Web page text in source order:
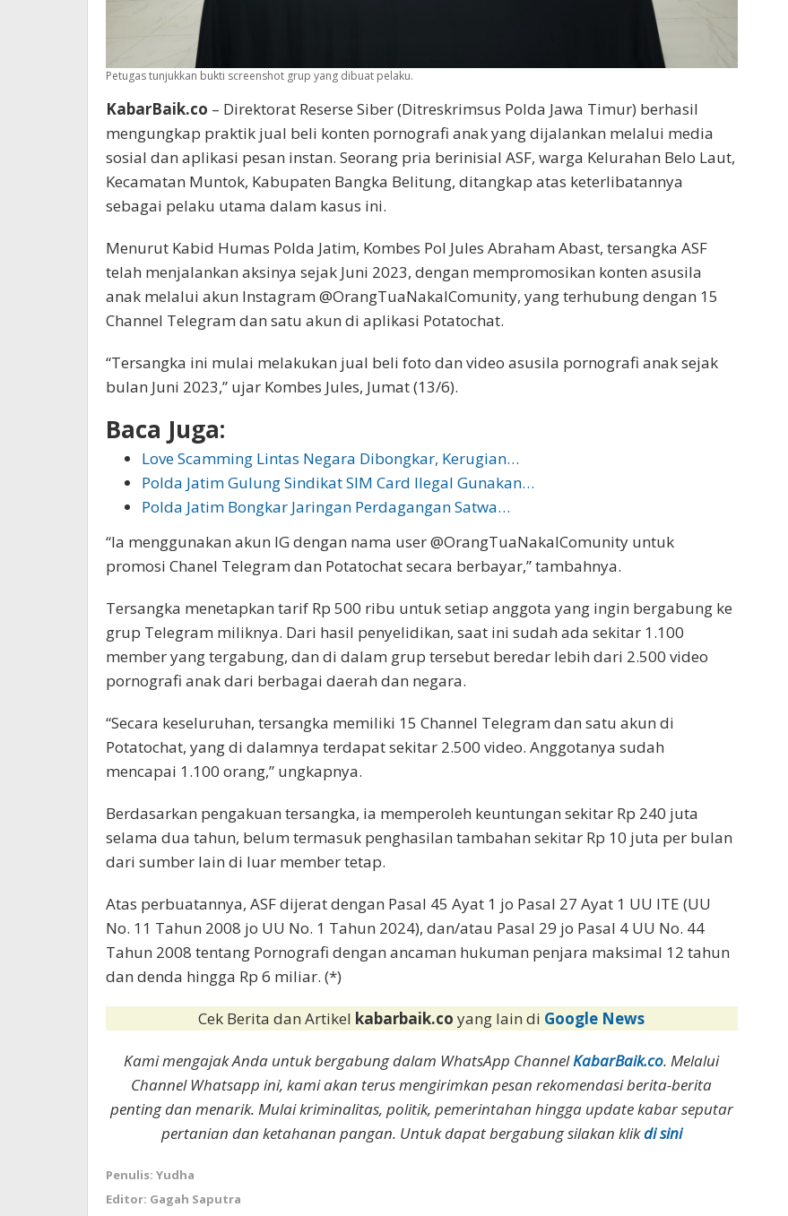
Petugas tunjukkan bukti screenshot grup yang dibuat pelaku.
KabarBaik.co – Direktorat Reserse Siber (Ditreskrimsus Polda Jawa Timur) berhasil
mengungkap praktik jual beli konten pornografi anak yang dijalankan melalui media
sosial dan aplikasi pesan instan. Seorang pria berinisial ASF, warga Kelurahan Belo Laut,
Kecamatan Muntok, Kabupaten Bangka Belitung, ditangkap atas keterlibatannya
sebagai pelaku utama dalam kasus ini.
Menurut Kabid Humas Polda Jatim, Kombes Pol Jules Abraham Abast, tersangka ASF
telah menjalankan aksinya sejak Juni 2023, dengan mempromosikan konten asusila
anak melalui akun Instagram @OrangTuaNakalComunity, yang terhubung dengan 15
Channel Telegram dan satu akun di aplikasi Potatochat.
“Tersangka ini mulai melakukan jual beli foto dan video asusila pornografi anak sejak
bulan Juni 2023,” ujar Kombes Jules, Jumat (13/6).
Baca Juga:
Love Scamming Lintas Negara Dibongkar, Kerugian…
Polda Jatim Gulung Sindikat SIM Card Ilegal Gunakan…
Polda Jatim Bongkar Jaringan Perdagangan Satwa…
“Ia menggunakan akun IG dengan nama user @OrangTuaNakalComunity untuk
promosi Chanel Telegram dan Potatochat secara berbayar,” tambahnya.
Tersangka menetapkan tarif Rp 500 ribu untuk setiap anggota yang ingin bergabung ke
grup Telegram miliknya. Dari hasil penyelidikan, saat ini sudah ada sekitar 1.100
member yang tergabung, dan di dalam grup tersebut beredar lebih dari 2.500 video
pornografi anak dari berbagai daerah dan negara.
“Secara keseluruhan, tersangka memiliki 15 Channel Telegram dan satu akun di
Potatochat, yang di dalamnya terdapat sekitar 2.500 video. Anggotanya sudah
mencapai 1.100 orang,” ungkapnya.
Berdasarkan pengakuan tersangka, ia memperoleh keuntungan sekitar Rp 240 juta
selama dua tahun, belum termasuk penghasilan tambahan sekitar Rp 10 juta per bulan
dari sumber lain di luar member tetap.
Atas perbuatannya, ASF dijerat dengan Pasal 45 Ayat 1 jo Pasal 27 Ayat 1 UU ITE (UU
No. 11 Tahun 2008 jo UU No. 1 Tahun 2024), dan/atau Pasal 29 jo Pasal 4 UU No. 44
Tahun 2008 tentang Pornografi dengan ancaman hukuman penjara maksimal 12 tahun
dan denda hingga Rp 6 miliar. (*)
Cek Berita dan Artikel kabarbaik.coyang lain di Google News
Kami mengajak Anda untuk bergabung dalam WhatsApp ChannelKabarBaik.co. Melalui
Channel Whatsapp ini, kami akan terus mengirimkan pesan rekomendasi berita-berita
penting dan menarik. Mulai kriminalitas, politik, pemerintahan hingga update kabar seputar
pertanian dan ketahanan pangan. Untuk dapat bergabung silakan klikdi sini
Penulis: Yudha
Editor: Gagah Saputra